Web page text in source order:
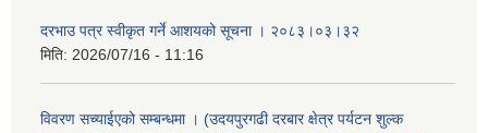
दरभाउ पत्र स्वीकृत गर्ने आशयको सूचना । २०८३।०३।३२
मिति: 2026/07/16 - 11:16
विवरण सच्याईएको सम्बन्धमा । (उदयपुरगढी दरबार क्षेत्र पर्यटन शुल्क